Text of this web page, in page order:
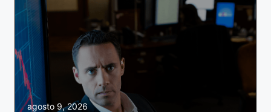
agosto 9, 2026